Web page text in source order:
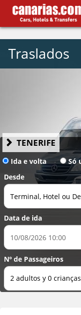
Traslados
TENERIFE
Ida e volta
Só
Desde
Data de ida
Nº de Passageiros
2 adultos y 0 crianças